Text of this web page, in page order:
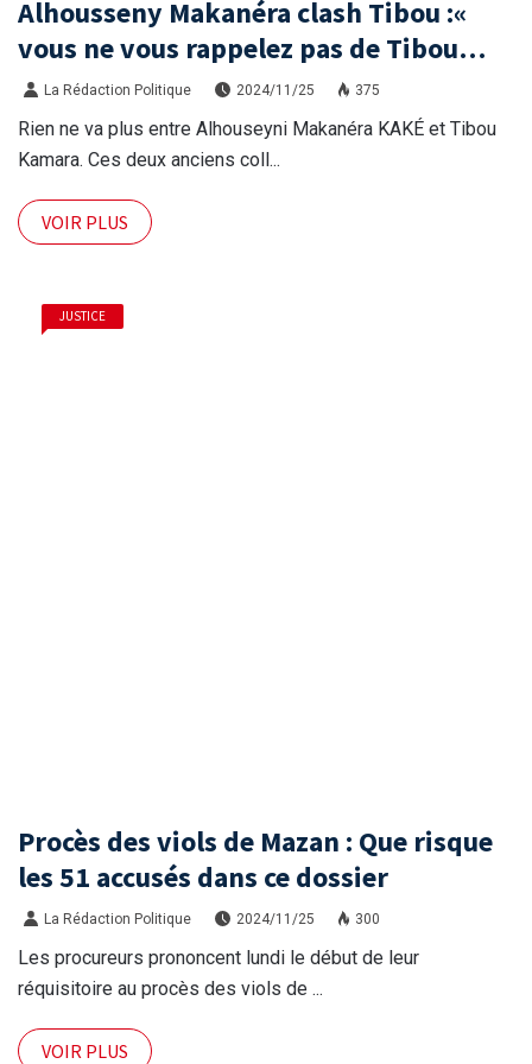
Alhousseny Makanéra clash Tibou :«
vous ne vous rappelez pas de Tibou
KAMARA ?»
La Rédaction Politique 2024/11/25 375
Rien ne va plus entre Alhouseyni Makanéra KAKÉ et Tibou
Kamara. Ces deux anciens coll...
VOIR PLUS
JUSTICE
Procès des viols de Mazan : Que risque
les 51 accusés dans ce dossier
La Rédaction Politique 2024/11/25 300
Les procureurs prononcent lundi le début de leur
réquisitoire au procès des viols de ...
VOIR PLUS